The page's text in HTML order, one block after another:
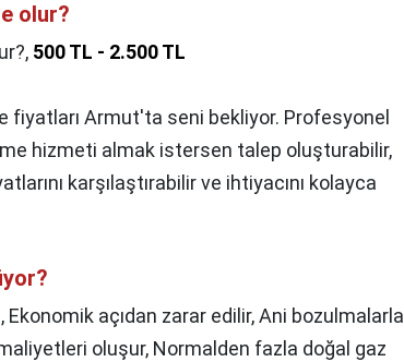
olur?
500 TL - 2.500 TL
fiyatları Armut'ta seni bekliyor. Profesyonel
hizmeti almak istersen talep oluşturabilir,
karşılaştırabilir ve ihtiyacını kolayca
Ekonomik açıdan zarar edilir, Ani bozulmalarla
maliyetleri oluşur, Normalden fazla doğal gaz